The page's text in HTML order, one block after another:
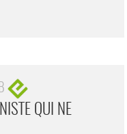
QUI NE